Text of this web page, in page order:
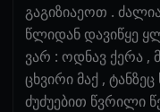
გაგიზიაეოთ .
წლიდან დავიწყე
ვარ : ოდნავ ქერა ,
ცხვირი მაქ ,
ძუძუებით წვრილი